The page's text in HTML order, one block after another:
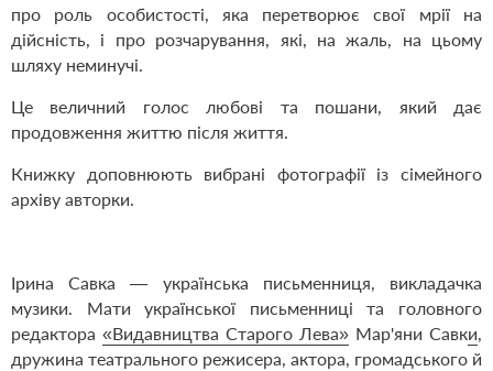
про роль особистості, яка перетворює свої мрії на
дійсність, і про розчарування, які, на жаль, на цьому
шляху неминучі.
Це величний голос любові та пошани, який дає
продовження життю після життя.
Книжку доповнюють вибрані фотографії із сімейного
архіву авторки.
Ірина Савка — українська письменниця, викладачка
музики. Мати української письменниці та головного
редактора «Видавництва Старого Лева» Мар'яни Савки,
дружина театрального режисера, актора, громадського й